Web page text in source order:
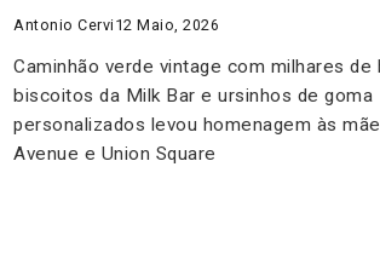
Antonio Cervi 12 Maio, 2026
Caminhão verde vintage com milhares de
biscoitos da Milk Bar e ursinhos de goma
personalizados levou homenagem às
Avenue e Union Square